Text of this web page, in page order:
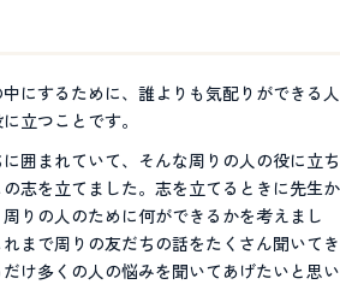
にするために、誰よりも気配りができる人
立つことです。
囲まれていて、そんな周りの人の役に立ち
志を立てました。志を立てるときに先生か
りの人のために何ができるかを考えまし
まで周りの友だちの話をたくさん聞いてき
け多くの人の悩みを聞いてあげたいと思い